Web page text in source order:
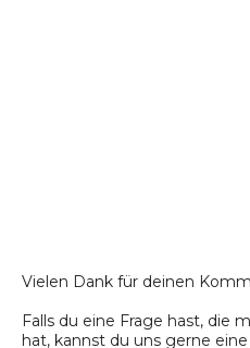
Vielen Dank für deinen
Falls du eine Frage hast, die
hat, kannst du uns gerne eine